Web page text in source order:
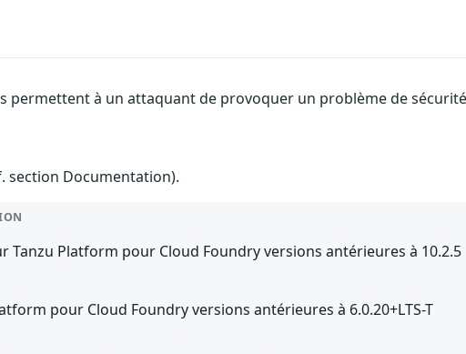
à un attaquant de provoquer un problème de
section Documentation).
Tanzu Platform pour Cloud Foundry versions antérieures à 10.2.5
pour Cloud Foundry versions antérieures à 6.0.20+LTS-T